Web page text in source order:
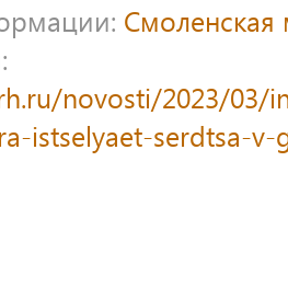
novosti/2023/03/
istselyaet-serdtsa-